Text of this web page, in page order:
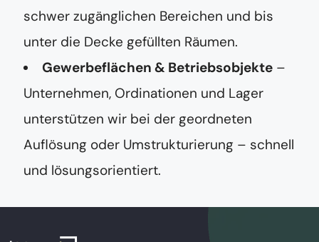
schwer zugänglichen Bereichen und bis
unter die Decke gefüllten Räumen.
Gewerbeflächen & Betriebsobjekte –
Unternehmen, Ordinationen und Lager
unterstützen wir bei der geordneten
Auflösung oder Umstrukturierung – schnell
und lösungsorientiert.